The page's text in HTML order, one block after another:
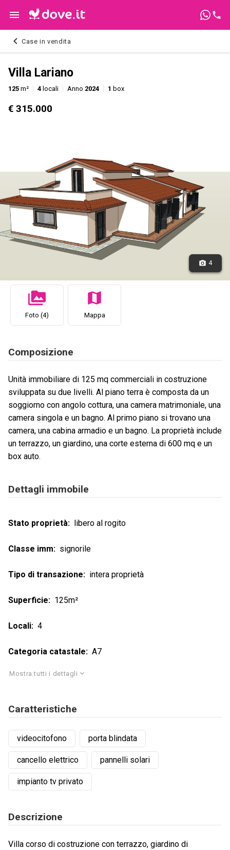
Case in vendita
Villa Lariano
125 m² 4 locali Anno 2024 1 box
€ 315.000
4
Foto (4) Mappa
Composizione
Unità immobiliare di 125 mq commerciali in costruzione
sviluppata su due livelli. Al piano terra è composta da un
soggiorno con angolo cottura, una camera matrimoniale, una
camera singola e un bagno. Al primo piano si trovano una
camera, una cabina armadio e un bagno. La proprietà include
un terrazzo, un giardino, una corte esterna di 600 mq e un
box auto.
Dettagli immobile
Stato proprietà libero al rogito
Classe imm signorile
Tipo di transazione intera proprietà
Superficie 125m²
Locali 4
Categoria catastale A7
Mostra tutti i dettagli
Caratteristiche
videocitofono porta blindata
cancello elettrico pannelli solari
impianto tv privato
Descrizione
Villa corso di costruzione con terrazzo, giardino di